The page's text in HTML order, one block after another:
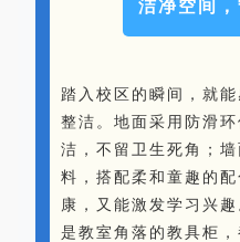
洁净空间
踏入校区的瞬间，就
整洁。地面采用防滑
洁，不留卫生死角；
料，搭配柔和童趣的
康，又能激发学习兴
是教室角落的教具柜